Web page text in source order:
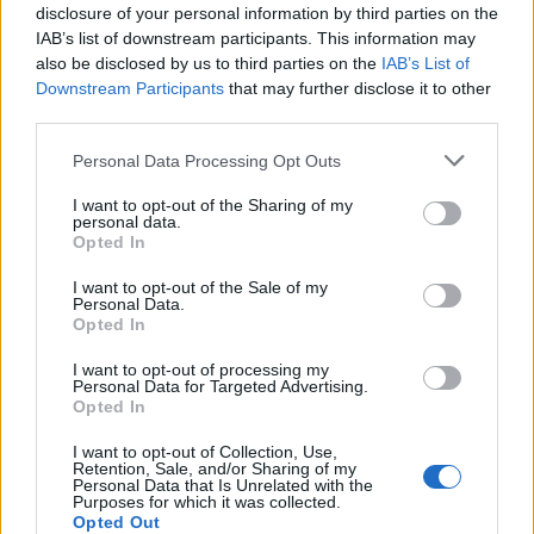
disclosure of your personal information by third parties on the
IAB’s list of downstream participants. This information may
also be disclosed by us to third parties on the IAB’s List of
Downstream Participants that may further disclose it to other
Personal Data Processing Opt Outs
I want to opt-out of the Sharing of my
personal data.
Opted In
I want to opt-out of the Sale of my
Personal Data.
Opted In
I want to opt-out of processing my
Personal Data for Targeted Advertising.
Opted In
I want to opt-out of Collection, Use,
Retention, Sale, and/or Sharing of my
Personal Data that Is Unrelated with the
Purposes for which it was collected.
Opted Out
Τ. Θεοδωρικάκος: «Συμβάλλουμε στην εθνική
ασφάλεια της πατρίδας μας με νέο αναπτυξιακό
καθεστώς για την Άμυνα»
Νέα στρατηγική συνεργασία της ΓΓ Επικοινωνίας
07/08/2026 - 09:22
πυροβολισμούς σε σχολείο - Αυτοκτόνησε ο δράστης
07/08/2026 - 09:11
Πειραιάς: Κορυφώνεται η έξοδος των αδειούχων
του Αυγούστου
Υψηλός κίνδυνος πυρκαγιάς σήμερα σε Αττική,
Κρήτη, Πελοπόννησο, Εύβοια και νησιά του Αιγαίου
07/08/2026 - 08:30